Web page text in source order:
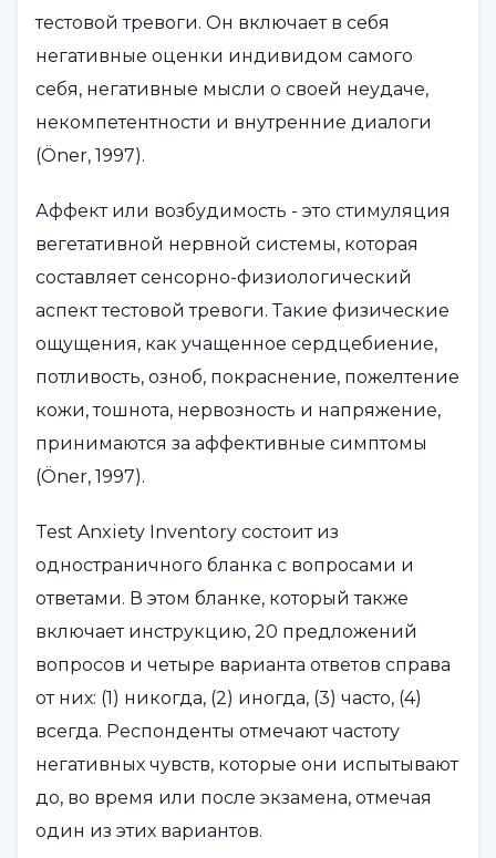
тестовой тревоги. Он включает в себя
негативные оценки индивидом самого
себя, негативные мысли о своей неудаче,
некомпетентности и внутренние диалоги
(Öner, 1997).
Аффект или возбудимость - это стимуляция
вегетативной нервной системы, которая
составляет сенсорно-физиологический
аспект тестовой тревоги. Такие физические
ощущения, как учащенное сердцебиение,
потливость, озноб, покраснение, пожелтение
кожи, тошнота, нервозность и напряжение,
принимаются за аффективные симптомы
(Öner, 1997).
Test Anxiety Inventory состоит из
одностраничного бланка с вопросами и
ответами. В этом бланке, который также
включает инструкцию, 20 предложений
вопросов и четыре варианта ответов справа
от них: (1) никогда, (2) иногда, (3) часто, (4)
всегда. Респонденты отмечают частоту
негативных чувств, которые они испытывают
до, во время или после экзамена, отмечая
один из этих вариантов.